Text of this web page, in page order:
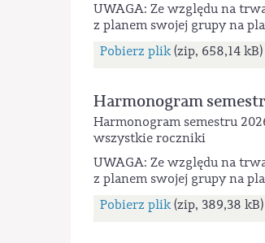
UWAGA: Ze względu na
z planem swojej grupy na
Pobierz plik(zip, 658,14 kB)
Harmonogram
Harmonogram semestru
wszystkie roczniki
UWAGA: Ze względu na
z planem swojej grupy na
Pobierz plik(zip, 389,38 kB)